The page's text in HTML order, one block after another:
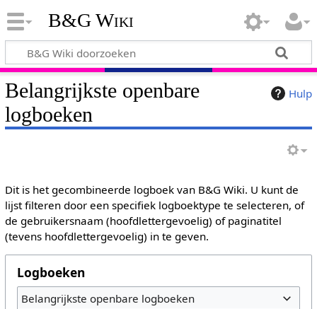
B&G Wiki
Hulp
Belangrijkste openbare
logboeken
Dit is het gecombineerde logboek van B&G Wiki. U kunt de
lijst filteren door een specifiek logboektype te selecteren, of
de gebruikersnaam (hoofdlettergevoelig) of paginatitel
(tevens hoofdlettergevoelig) in te geven.
Logboeken
Belangrijkste openbare logboeken